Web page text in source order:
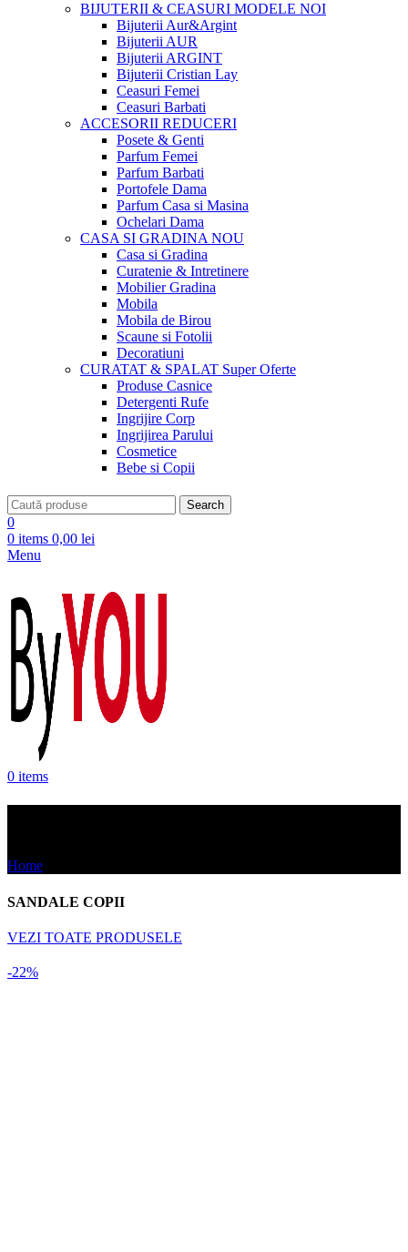
BIJUTERII & CEASURI MODELE NOI
Bijuterii Aur&Argint
Bijuterii AUR
Bijuterii ARGINT
Bijuterii Cristian Lay
Ceasuri Femei
Ceasuri Barbati
ACCESORII REDUCERI
Posete & Genti
Parfum Femei
Parfum Barbati
Portofele Dama
Parfum Casa si Masina
Ochelari Dama
CASA SI GRADINANOU
Casa si Gradina
Curatenie & Intretinere
Mobilier Gradina
Mobila
Mobila de Birou
Scaune si Fotolii
Decoratiuni
CURATAT & SPALAT Super Oferte
Produse Casnice
Detergenti Rufe
Ingrijire Corp
Ingrijirea Parului
Cosmetice
Bebe si Copii
Search
0
0 items 0,00 lei
Menu
0 items
Home
SANDALE COPII
VEZI TOATE PRODUSELE
-22%